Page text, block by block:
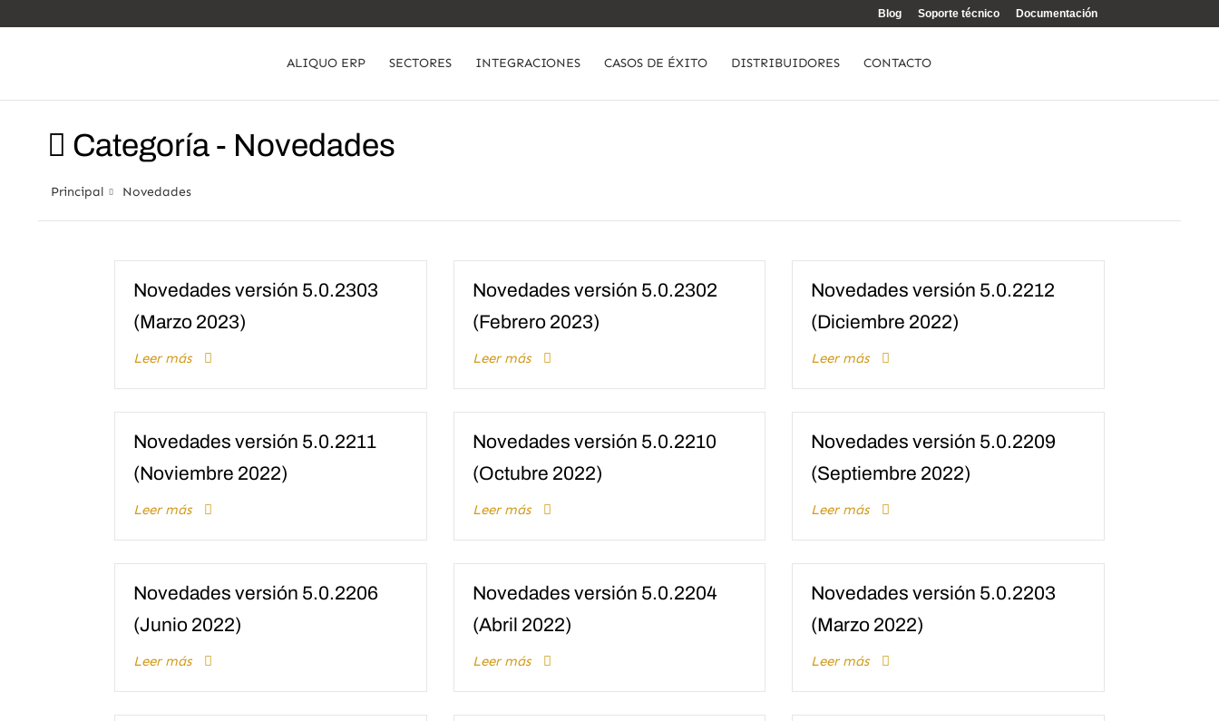
Blog Soporte técnico Documentación
ALIQUO ERP SECTORES INTEGRACIONES CASOS DE ÉXITO DISTRIBUIDORES CONTACTO
Categoría - Novedades
Principal Novedades
Novedades versión 5.0.2303
(Marzo 2023)
Leer más
Novedades versión 5.0.2302
(Febrero 2023)
Leer más
Novedades versión 5.0.2212
(Diciembre 2022)
Leer más
Novedades versión 5.0.2211
(Noviembre 2022)
Leer más
Novedades versión 5.0.2210
(Octubre 2022)
Leer más
Novedades versión 5.0.2209
(Septiembre 2022)
Leer más
Novedades versión 5.0.2206
(Junio 2022)
Leer más
Novedades versión 5.0.2204
(Abril 2022)
Leer más
Novedades versión 5.0.2203
(Marzo 2022)
Leer más